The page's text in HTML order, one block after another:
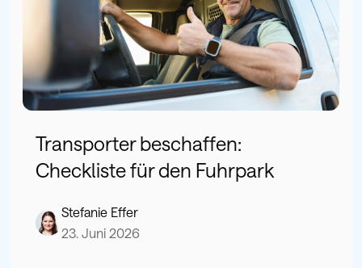
Transporter beschaffen:
Checkliste für den Fuhrpark
Stefanie Effer
23. Juni 2026